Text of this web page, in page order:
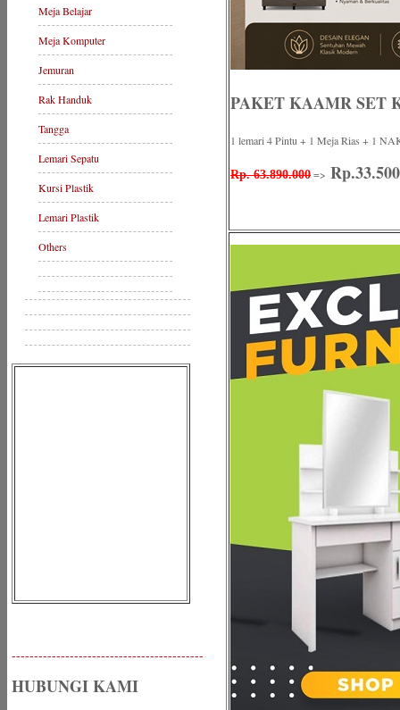
Meja Belajar
Meja Komputer
Jemuran
Rak Handuk
Tangga
Lemari Sepatu
Kursi Plastik
Lemari Plastik
Others
-------------------------------------------
HUBUNGI KAMI
PAKET KAAMR SET
1 lemari 4 Pintu + 1 Meja Rias + 1
Rp. 63.890.000 =>